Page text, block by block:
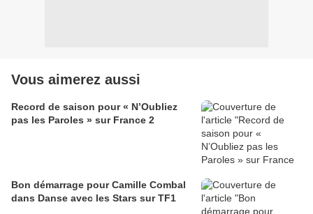
Vous aimerez aussi
Record de saison pour « N’Oubliez
pas les Paroles » sur France 2
Bon démarrage pour Camille Combal
dans Danse avec les Stars sur TF1